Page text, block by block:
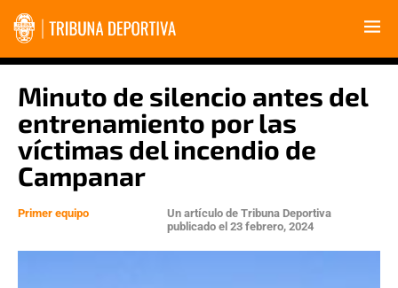
Minuto de silencio antes del
entrenamiento por las
víctimas del incendio de
Campanar
Primer equipo Un artículo de Tribuna Deportiva
publicado el 23 febrero, 2024